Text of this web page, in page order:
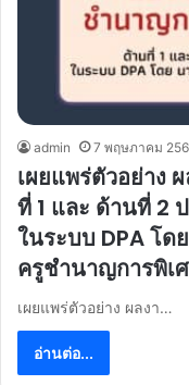
admin 7 พฤษภาคม
เผยแพร่ตัวอย่าง
ที่ 1 และ ด้านที่ 2
ในระบบ DPA โ
ครูชำนาญการพิเ
เผยแพร่ตัวอย่าง ผลงา…
อ่านต่อ...